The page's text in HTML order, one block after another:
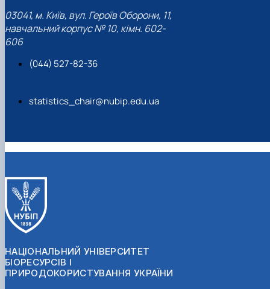
03041, м. Київ, вул. Героїв Оборони, 11,
навчальний корпус № 10, кімн. 602-
606
(044) 527-82-36
statistics_chair@nubip.edu.ua
НАЦІОНАЛЬНИЙ УНІВЕРСИТЕТ
БІОРЕСУРСІВ І
ПРИРОДОКОРИСТУВАННЯ УКРАЇНИ